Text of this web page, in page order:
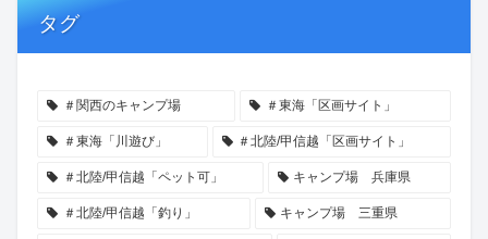
タグ
＃関西のキャンプ場 ＃東海「区画サイト」
＃東海「川遊び」 ＃北陸/甲信越「区画サイト」
＃北陸/甲信越「ペット可」 キャンプ場 兵庫県
＃北陸/甲信越「釣り」 キャンプ場 三重県